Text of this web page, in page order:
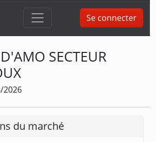
Se connecter
SECTEUR
2026
du marché